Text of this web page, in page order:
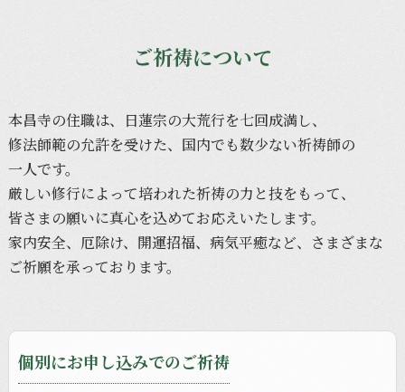
ご祈祷について
本昌寺の住職は、 日蓮宗の大荒行を七回成満し、
修法師範の允許を受けた、 国内でも数少ない祈祷師の
一人です。
厳しい修行によって培われた祈祷の力と技をもって、
皆さまの願いに真心を込めてお応えいたします。
家内安全、 厄除け、 開運招福、 病気平癒など、 さまざまな
ご祈願を承っております。
個別にお申し込みでのご祈祷